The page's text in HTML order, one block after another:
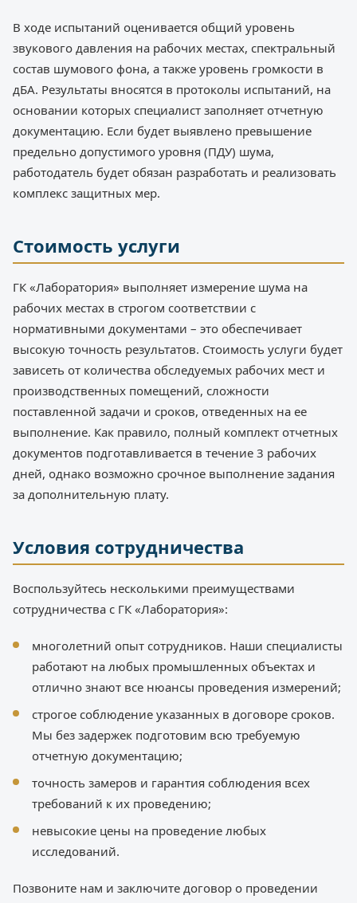
В ходе испытаний оценивается общий уровень
звукового давления на рабочих местах, спектральный
состав шумового фона, а также уровень громкости в
дБА. Результаты вносятся в протоколы испытаний, на
основании которых специалист заполняет отчетную
документацию. Если будет выявлено превышение
предельно допустимого уровня (ПДУ) шума,
работодатель будет обязан разработать и реализовать
комплекс защитных мер.
Стоимость услуги
ГК «Лаборатория» выполняет измерение шума на
рабочих местах в строгом соответствии с
нормативными документами – это обеспечивает
высокую точность результатов. Стоимость услуги будет
зависеть от количества обследуемых рабочих мест и
производственных помещений, сложности
поставленной задачи и сроков, отведенных на ее
выполнение. Как правило, полный комплект отчетных
документов подготавливается в течение 3 рабочих
дней, однако возможно срочное выполнение задания
за дополнительную плату.
Условия сотрудничества
Воспользуйтесь несколькими преимуществами
сотрудничества с ГК «Лаборатория»:
многолетний опыт сотрудников. Наши специалисты
работают на любых промышленных объектах и
отлично знают все нюансы проведения измерений;
строгое соблюдение указанных в договоре сроков.
Мы без задержек подготовим всю требуемую
отчетную документацию;
точность замеров и гарантия соблюдения всех
требований к их проведению;
невысокие цены на проведение любых
исследований.
Позвоните нам и заключите договор о проведении